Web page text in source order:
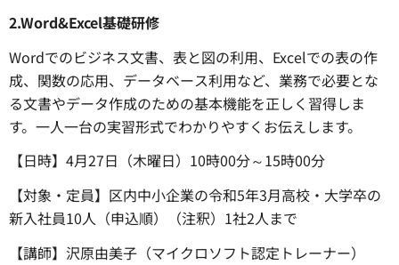
2.Word&Excel基礎研修
Wordでのビジネス文書、表と図の利用、Excelでの表の作
成、関数の応用、データベース利用など、業務で必要とな
る文書やデータ作成のための基本機能を正しく習得しま
す。一人一台の実習形式でわかりやすくお伝えします。
【日時】4月27日（木曜日）10時00分～15時00分
【対象・定員】区内中小企業の令和5年3月高校・大学卒の
新入社員10人（申込順）（注釈）1社2人まで
【講師】沢原由美子（マイクロソフト認定トレーナー）